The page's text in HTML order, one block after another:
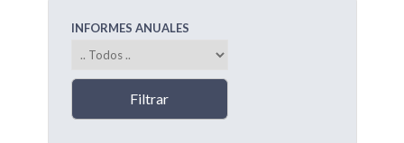
INFORMES ANUALES